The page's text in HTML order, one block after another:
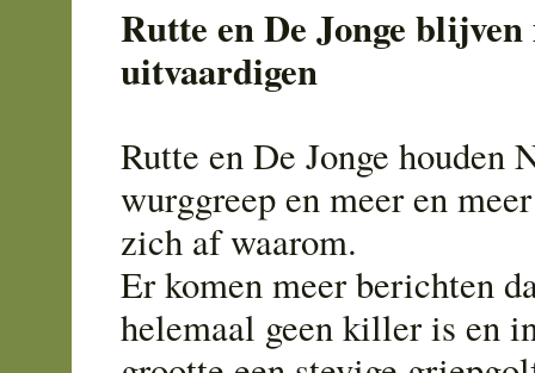
Rutte en De Jonge
uitvaardigen
Rutte en De Jonge houden
wurggreep en meer en
zich af waarom.
Er komen meer berichten
helemaal geen killer is en